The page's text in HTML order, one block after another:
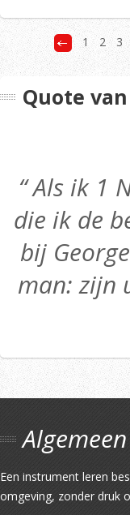
1 2 3
Quote
“ Als ik 1
die ik de
bij
man: zijn
Algemeen
Een instrument leren
omgeving, zonder druk